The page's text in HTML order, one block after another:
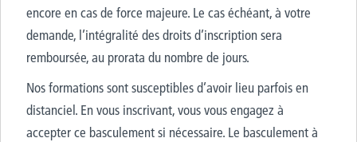
encore en cas de force majeure. Le cas échéant, à votre
demande, l’intégralité des droits d’inscription sera
remboursée, au prorata du nombre de jours.
Nos formations sont susceptibles d’avoir lieu parfois en
distanciel. En vous inscrivant, vous vous engagez à
accepter ce basculement si nécessaire. Le basculement à